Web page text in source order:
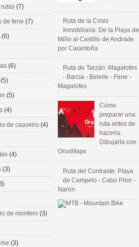
Ruta de la Crisis
Inmobiliaria: De la Playa de
Miño al Castillo de Andrade
por Carantoña
Ruta de Tarzán: Magalofes
- Barcia - Belelle - Fene -
Magalofes
Cómo
preparar una
ruta antes de
hacerla:
Dibujarla con
OruxMaps
Ruta del Contraste: Playa
de Campelo - Cabo Prior -
Narón
(7)
de fene (7)
(6)
(6)
(5)
(5)
(4)
de caaveiro (4)
(4)
(3)
de monfero (3)
(3)